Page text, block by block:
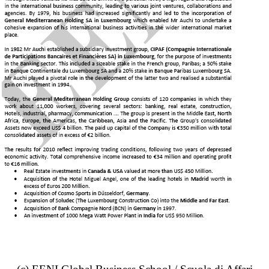
Si stima che più di 200.000 Caldei / asiriani risiede nei
Stati Uniti, particolarmente in Arizona, California, Illinois
e altri stati.
L'imprenditoreNadhmi Shakir Auchiè cristiano caldeo.